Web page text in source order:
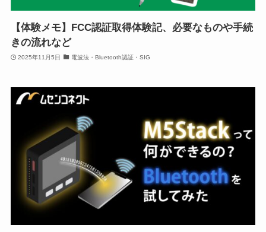
【体験メモ】FCC認証取得体験記、必要なものや手続
きの流れなど
2025年11月5日 電波法・Bluetooth認証・SIG